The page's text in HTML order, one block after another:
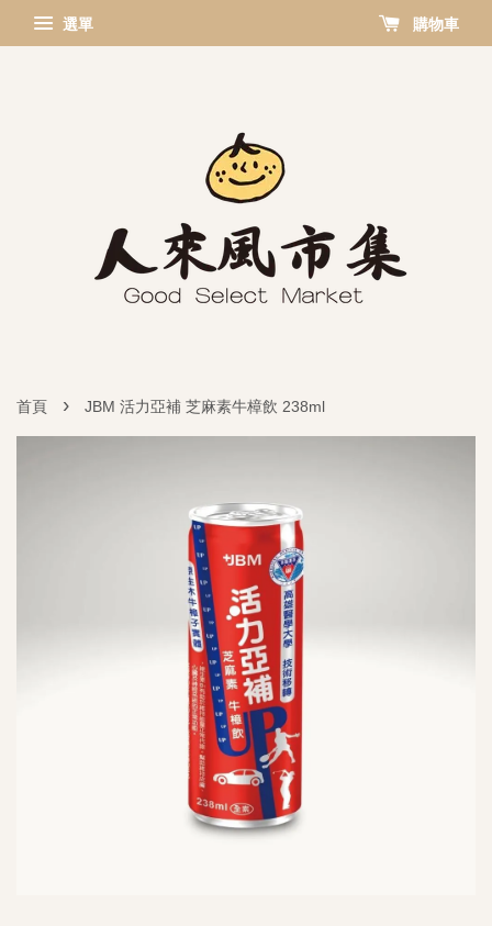
選單 購物車
首頁 › JBM 活力亞補 芝麻素牛樟飲 238ml